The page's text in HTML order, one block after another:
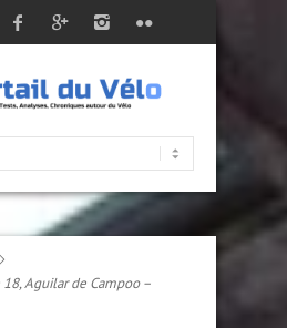
Aguilar de Campoo –